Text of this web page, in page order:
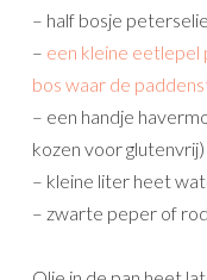
– half bosje peterselie
– een kleine
bos waar de
– een handje
kozen voor glutenvrij)
– kleine liter heet
– zwarte peper of